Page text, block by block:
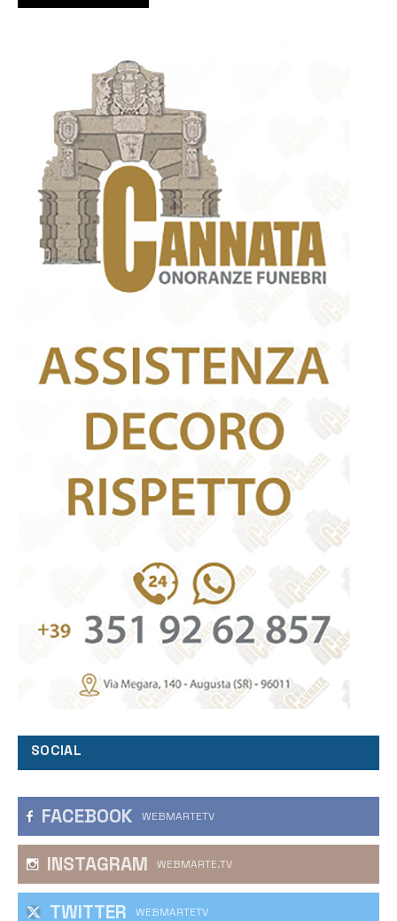
SOCIAL
FACEBOOK WEBMARTETV
INSTAGRAM WEBMARTE.TV
TWITTER WEBMARTETV